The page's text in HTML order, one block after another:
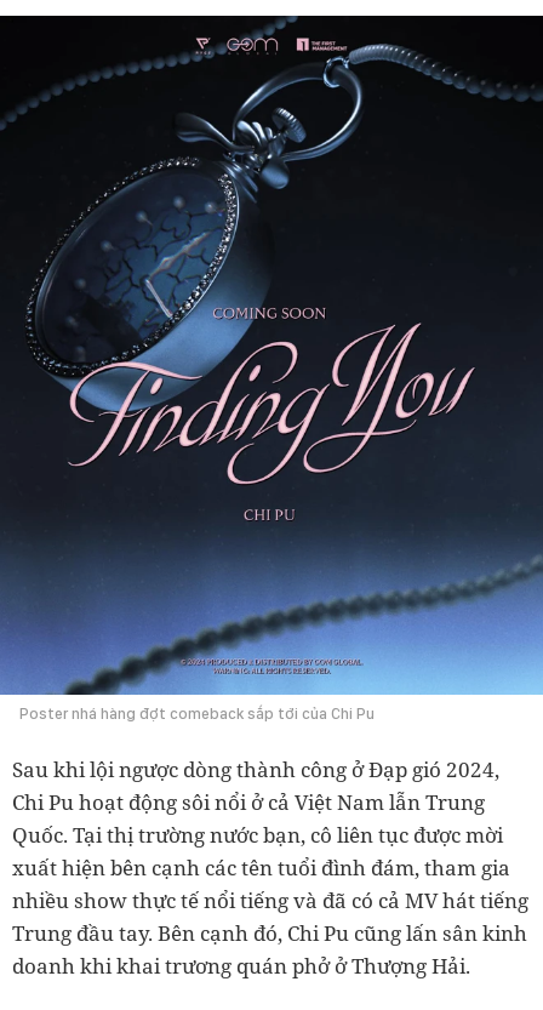
Poster nhá hàng đợt comeback sắp tới của Chi Pu
Sau khi lội ngược dòng thành công ở Đạp gió 2024,
Chi Pu hoạt động sôi nổi ở cả Việt Nam lẫn Trung
Quốc. Tại thị trường nước bạn, cô liên tục được mời
xuất hiện bên cạnh các tên tuổi đình đám, tham gia
nhiều show thực tế nổi tiếng và đã có cả MV hát tiếng
Trung đầu tay. Bên cạnh đó, Chi Pu cũng lấn sân kinh
doanh khi khai trương quán phở ở Thượng Hải.